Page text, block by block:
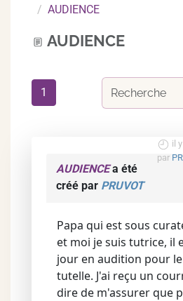
AUDIENCE
AUDIENCE
1
il
par
AUDIENCEa été
créé par PRUVOT
Papa qui est sous
et moi je suis tutrice, il
jour en audition pour
tutelle. J'ai reçu un
dire de m'assurer que